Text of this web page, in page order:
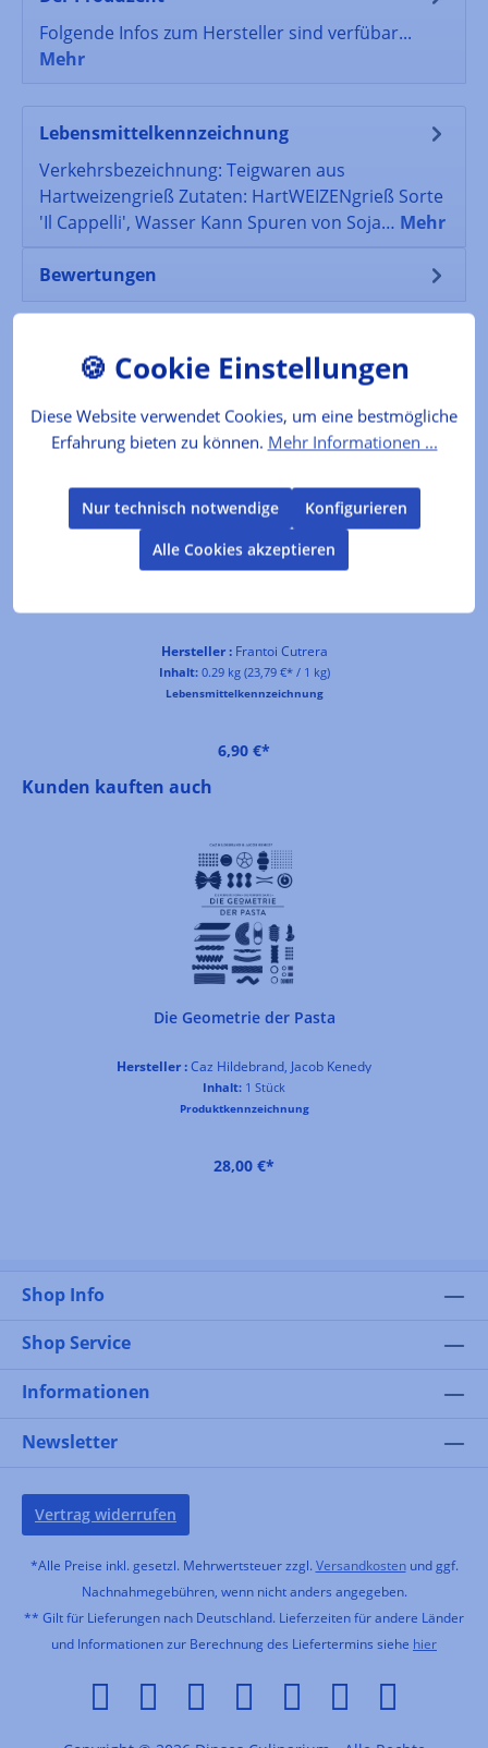
Folgende Infos zum Hersteller sind verfübar...
Mehr
Lebensmittelkennzeichnung
Verkehrsbezeichnung: Teigwaren aus
Hartweizengrieß Zutaten: HartWEIZENgrieß Sorte
'Il Cappelli', Wasser Kann Spuren von Soja… Mehr
Bewertungen
Produktgalerie überspringen
Dazu empfehlen wir
Hersteller :Frantoi Cutrera
Inhalt: 0.29 kg (23,79 €* / 1 kg)
Lebensmittelkennzeichnung
6,90 €*
Produktgalerie überspringen
Kunden kauften auch
Die Geometrie der Pasta
Hersteller :Caz Hildebrand, Jacob Kenedy
Inhalt: 1 Stück
Produktkennzeichnung
28,00 €*
Shop Info
Shop Service
Informationen
Newsletter
Vertrag widerrufen
*Alle Preise inkl. gesetzl. Mehrwertsteuer zzgl. Versandkostenund ggf.
Nachnahmegebühren, wenn nicht anders angegeben.
** Gilt für Lieferungen nach Deutschland. Lieferzeiten für andere Länder
und Informationen zur Berechnung des Liefertermins siehe hier
Diese Website verwendet Cookies, um eine bestmögliche
Erfahrung bieten zu können. Mehr Informationen ...
Nur technisch notwendige
Konfigurieren
Alle Cookies akzeptieren